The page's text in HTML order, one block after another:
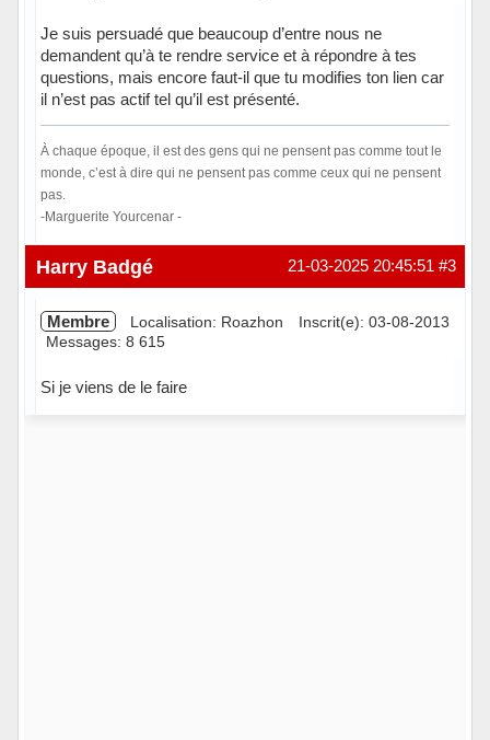
Je suis persuadé que beaucoup d’entre nous ne
demandent qu’à te rendre service et à répondre à tes
questions, mais encore faut-il que tu modifies ton lien car
il n’est pas actif tel qu’il est présenté.
À chaque époque, il est des gens qui ne pensent pas comme tout le
monde, c’est à dire qui ne pensent pas comme ceux qui ne pensent
pas.
-Marguerite Yourcenar -
Hors ligne #3
21-03-2025 20:45:51
Harry Badgé
Membre Localisation: Roazhon
Inscrit(e): 03-08-2013
Messages: 8 615
Si je viens de le faire